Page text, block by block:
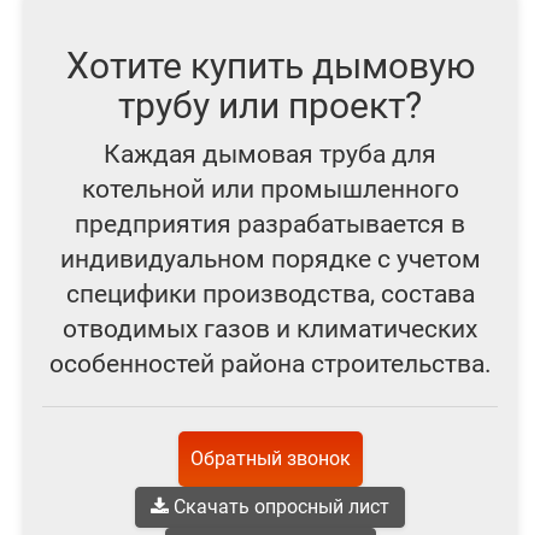
Хотите купить дымовую
трубу или проект?
Каждая дымовая труба для
котельной или промышленного
предприятия разрабатывается в
индивидуальном порядке с учетом
специфики производства, состава
отводимых газов и климатических
особенностей района строительства.
Обратный звонок
Скачать опросный лист